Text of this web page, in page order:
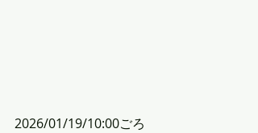
2026/01/19/10:00ごろ